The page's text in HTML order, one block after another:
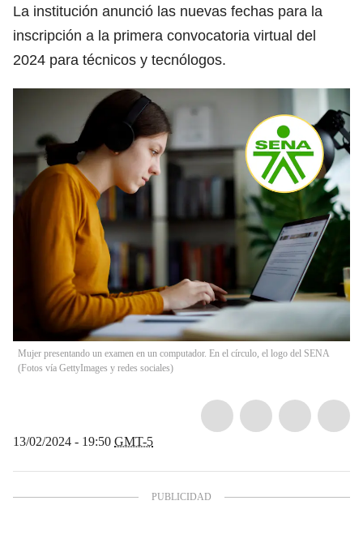
La institución anunció las nuevas fechas para la
inscripción a la primera convocatoria virtual del
2024 para técnicos y tecnólogos.
Mujer presentando un examen en un computador. En el círculo, el logo del SENA
(Fotos vía GettyImages y redes sociales)
13/02/2024 - 19:50 GMT-5